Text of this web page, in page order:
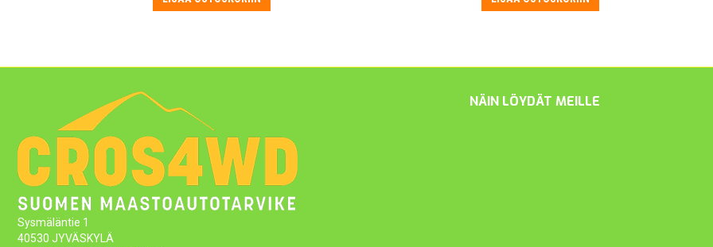
Sysmäläntie 1
40530 JYVÄSKYLÄ
NÄIN LÖYDÄT MEILLE